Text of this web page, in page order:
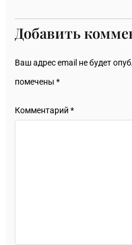
Добавить
Ваш адрес email не будет
помечены *
Комментарий *